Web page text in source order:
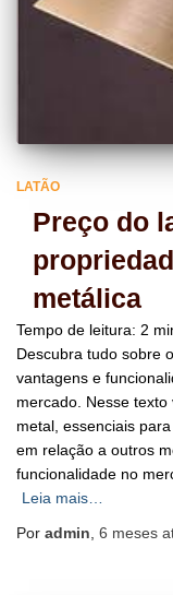
LATÃO
Preço do
metálica
Tempo de leitura: 2
Descubra tudo sobre
vantagens e
mercado. Nesse
metal, essenciais
em relação a outros
funcionalidade no
Leia mais…
Por admin 6 meses